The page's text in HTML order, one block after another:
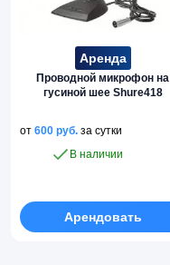
Аренда
Проводной микрофон на
гусиной шее Shure418
от 600 руб. за сутки
В наличии
Арендовать